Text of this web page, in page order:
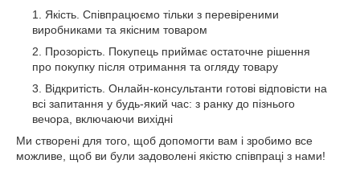
Якість. Співпрацюємо тільки з перевіреними
виробниками та якісним товаром
Прозорість. Покупець приймає остаточне рішення
про покупку після отримання та огляду товару
Відкритість. Онлайн-консультанти готові відповісти на
всі запитання у будь-який час: з ранку до пізнього
вечора, включаючи вихідні
Ми створені для того, щоб допомогти вам і зробимо все
можливе, щоб ви були задоволені якістю співпраці з нами!